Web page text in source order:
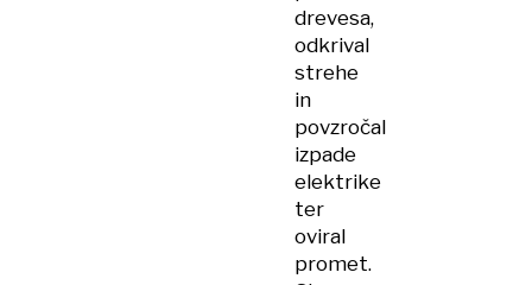
drevesa,
odkrival
strehe
in
povzročal
izpade
elektrike
ter
oviral
promet.